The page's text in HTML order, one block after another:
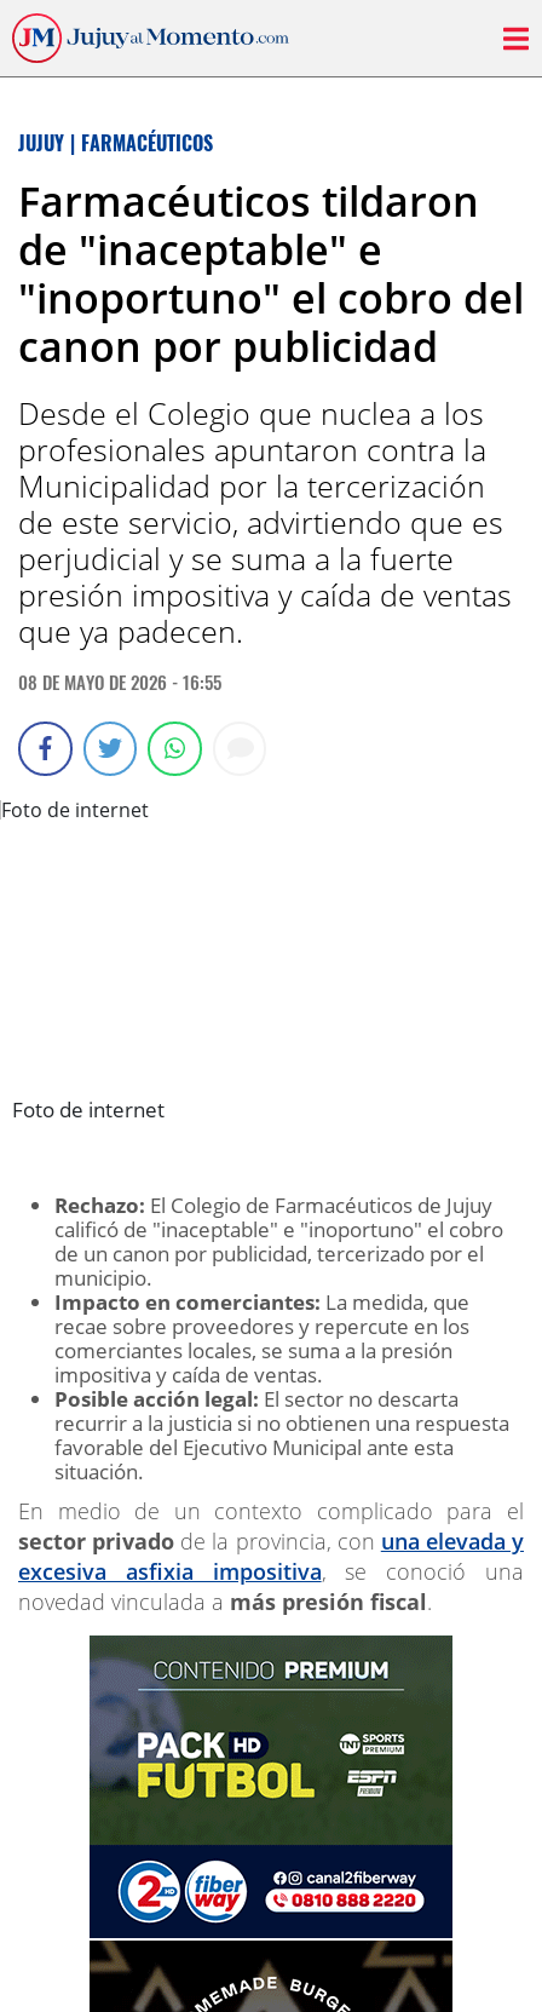
JUJUY | FARMACÉUTICOS
Farmacéuticos tildaron
de "inaceptable" e
"inoportuno" el cobro del
canon por publicidad
Desde el Colegio que nuclea a los
profesionales apuntaron contra la
Municipalidad por la tercerización
de este servicio, advirtiendo que es
perjudicial y se suma a la fuerte
presión impositiva y caída de ventas
que ya padecen.
08 DE MAYO DE 2026 - 16:55
Foto de internet
Rechazo: El Colegio de Farmacéuticos de Jujuy
calificó de "inaceptable" e "inoportuno" el cobro
de un canon por publicidad, tercerizado por el
municipio.
Impacto en comerciantes: La medida, que
recae sobre proveedores y repercute en los
comerciantes locales, se suma a la presión
impositiva y caída de ventas.
Posible acción legal: El sector no descarta
recurrir a la justicia si no obtienen una respuesta
favorable del Ejecutivo Municipal ante esta
situación.
En medio de un contexto complicado para el
sector privado de la provincia, con una elevada y
excesiva asfixia impositiva, se conoció una
novedad vinculada a más presión fiscal.